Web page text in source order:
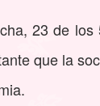
23 de
que la